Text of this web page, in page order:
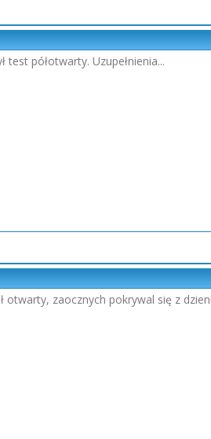
test półotwarty. Uzupełnienia...
otwarty, zaocznych pokrywal się z